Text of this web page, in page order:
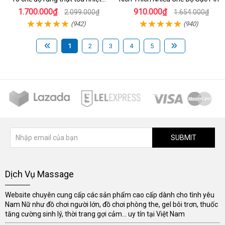
siêu thực
1.700.000₫ 2.099.000₫
(942)
910.000₫ 1.654.000₫
(940)
1 2 3 4 5
SUBMIT
Dịch Vụ Massage
Website chuyên cung cấp các sản phẩm cao cấp dành cho tình yêu
Nam Nữ như đồ chơi người lớn, đồ chơi phòng the, gel bôi trơn, thuốc
tăng cường sinh lý, thời trang gợi cảm... uy tín tại Việt Nam